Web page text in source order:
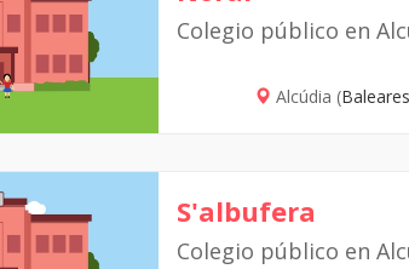
Colegio público en
Alcúdia (Baleares
S'albufera
Colegio público en